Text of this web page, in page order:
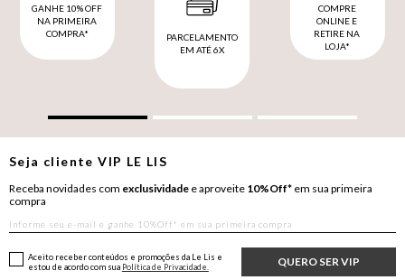
GANHE 10% OFF
NA PRIMEIRA
COMPRA*
PARCELAMENTO
EM ATÉ 6X
COMPRE
ONLINE E
RETIRE NA
LOJA*
Seja clienteVIP LE LIS
Receba novidades com exclusividade e aproveite 10%Off* em sua primeira
compra
QUERO SER VIP
Aceito receber conteúdos e promoções da Le Lis e
estou de acordo com sua Política de Privacidade.